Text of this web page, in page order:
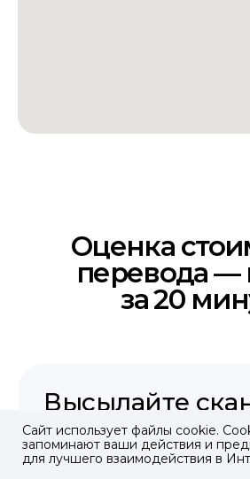
Сайт использует файлы cookie.
запоминают ваши действия и
для лучшего взаимодействия в